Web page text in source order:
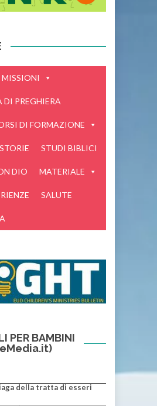
PREGHIERA
DI FORMAZIONE
STUDI BIBLICI
DIO MATERIALE
SALUTE
PER BAMBINI
della tratta di esseri